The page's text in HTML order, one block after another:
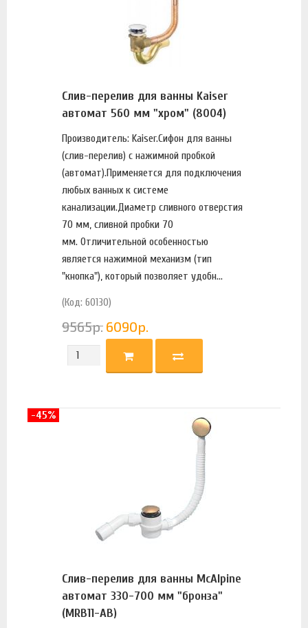
Слив-перелив для ванны Kaiser
автомат 560 мм "хром" (8004)
Производитель: Kaiser.Сифон для ванны
(слив-перелив) с нажимной пробкой
(автомат).Применяется для подключения
любых ванных к системе
канализации.Диаметр сливного отверстия
70 мм, сливной пробки 70
мм. Отличительной особенностью
является нажимной механизм (тип
"кнопка"), который позволяет удобн...
(Код: 60130)
9565р. 6090р.
Слив-перелив для ванны McAlpine
автомат 330-700 мм "бронза"
(MRB11-AB)
-45%